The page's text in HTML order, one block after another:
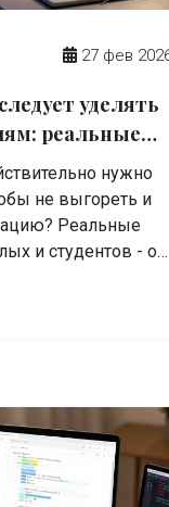
27 фев
уделять
реальные
и
нужно
не выгореть и
Реальные
и студентов - от